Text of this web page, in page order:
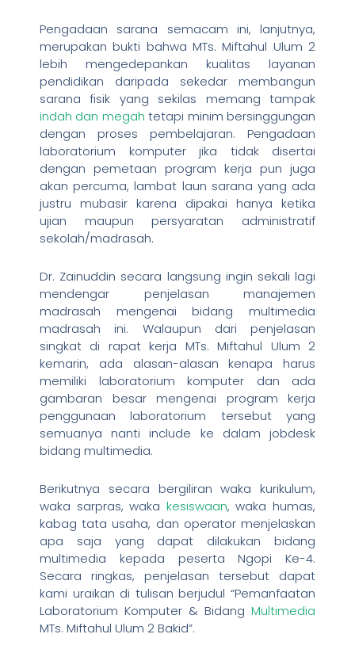
Pengadaan sarana semacam ini, lanjutnya,
merupakan bukti bahwa MTs. Miftahul Ulum 2
lebih mengedepankan kualitas layanan
pendidikan daripada sekedar membangun
sarana fisik yang sekilas memang tampak
indah dan megah tetapi minim bersinggungan
dengan proses pembelajaran. Pengadaan
laboratorium komputer jika tidak disertai
dengan pemetaan program kerja pun juga
akan percuma, lambat laun sarana yang ada
justru mubasir karena dipakai hanya ketika
ujian maupun persyaratan administratif
sekolah/madrasah.
Dr. Zainuddin secara langsung ingin sekali lagi
mendengar penjelasan manajemen
madrasah mengenai bidang multimedia
madrasah ini. Walaupun dari penjelasan
singkat di rapat kerja MTs. Miftahul Ulum 2
kemarin, ada alasan-alasan kenapa harus
memiliki laboratorium komputer dan ada
gambaran besar mengenai program kerja
penggunaan laboratorium tersebut yang
semuanya nanti include ke dalam jobdesk
bidang multimedia.
Berikutnya secara bergiliran waka kurikulum,
waka sarpras, waka kesiswaan, waka humas,
kabag tata usaha, dan operator menjelaskan
apa saja yang dapat dilakukan bidang
multimedia kepada peserta Ngopi Ke-4.
Secara ringkas, penjelasan tersebut dapat
kami uraikan di tulisan berjudul “Pemanfaatan
Laboratorium Komputer & Bidang Multimedia
MTs. Miftahul Ulum 2 Bakid”.